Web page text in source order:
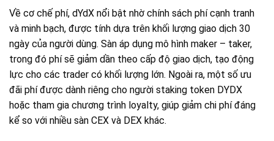
Về cơ chế phí, dYdX nổi bật nhờ chính sách phí cạnh tranh
và minh bạch, được tính dựa trên khối lượng giao dịch 30
ngày của người dùng. Sàn áp dụng mô hình maker – taker,
trong đó phí sẽ giảm dần theo cấp độ giao dịch, tạo động
lực cho các trader có khối lượng lớn. Ngoài ra, một số ưu
đãi phí được dành riêng cho người staking token DYDX
hoặc tham gia chương trình loyalty, giúp giảm chi phí đáng
kể so với nhiều sàn CEX và DEX khác.